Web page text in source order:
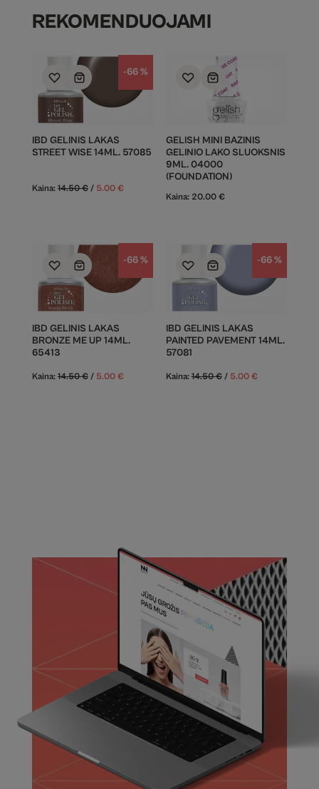
REKOMENDUOJAMI
-66 %
IBD GELINIS LAKAS
STREET WISE 14ML. 57085
Kaina: 14.50€ / 5.00 €
GELISH MINI BAZINIS
GELINIO LAKO SLUOKSNIS
9ML. 04000
(FOUNDATION)
Kaina: 20.00 €
-66 %
IBD GELINIS LAKAS
BRONZE ME UP 14ML.
65413
Kaina: 14.50€ / 5.00 €
-66 %
IBD GELINIS LAKAS
PAINTED PAVEMENT 14ML.
57081
Kaina:14.50€ / 5.00 €